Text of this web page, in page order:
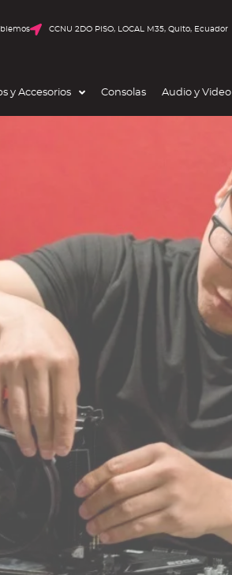
CCNU 2DO PISO, LOCAL M35, Quito, Ecuador
y Accesorios Consolas Audio y Video